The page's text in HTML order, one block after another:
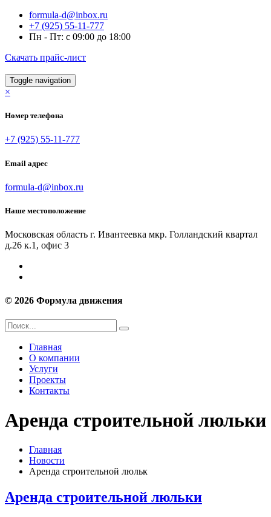
formula-d@inbox.ru
+7 (925) 55-11-777
Пн - Пт: с 09:00 до 18:00
Скачать прайс-лист
Toggle navigation
×
Номер телефона
+7 (925) 55-11-777
Email адрес
formula-d@inbox.ru
Наше местоположение
Московская область г. Ивантеевка мкр. Голландский квартал
д.26 к.1, офис 3
© 2026 Формула движения
Главная
О компании
Услуги
Проекты
Контакты
Аренда строительной люльки
Главная
Новости
Аренда строительной люльк
Аренда строительной люльки